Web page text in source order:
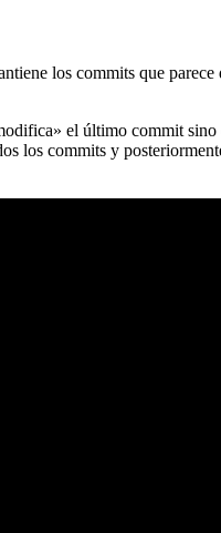
los commits que
el último commit
los commits y